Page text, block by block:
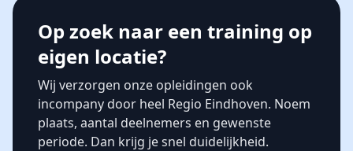
Op zoek naar een training op
eigen locatie?
Wij verzorgen onze opleidingen ook
incompany door heel Regio Eindhoven. Noem
plaats, aantal deelnemers en gewenste
periode. Dan krijg je snel duidelijkheid.